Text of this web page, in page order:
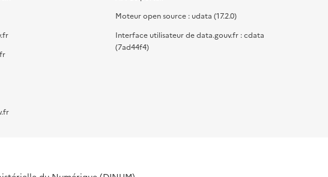
Moteur open source : udata (17.2.0)
Interface utilisateur de data.gouv.fr : cdata
(7ad44f4)